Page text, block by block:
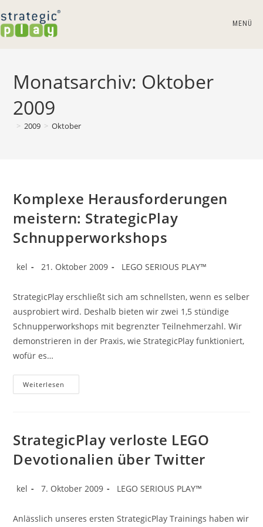
Inhalt
springen
MENÜ
Monatsarchiv: Oktober
2009
> 2009 > Oktober
Komplexe Herausforderungen
meistern: StrategicPlay
Schnupperworkshops
Beitrags-
kel
Beitrag
21. Oktober 2009
Beitrags-
LEGO SERIOUS PLAY™
StrategicPlay erschließt sich am schnellsten, wenn es selber
ausprobiert wird. Deshalb bieten wir zwei 1,5 stündige
Schnupperworkshops mit begrenzter Teilnehmerzahl. Wir
demonstrieren in der Praxis, wie StrategicPlay funktioniert,
wofür es…
Weiterlesen
Herausforderungen
StrategicPlay verloste LEGO
Devotionalien über Twitter
Beitrags-
kel
Beitrag
7. Oktober 2009
Beitrags-
LEGO SERIOUS PLAY™
Anlässlich unseres ersten StrategicPlay Trainings haben wir